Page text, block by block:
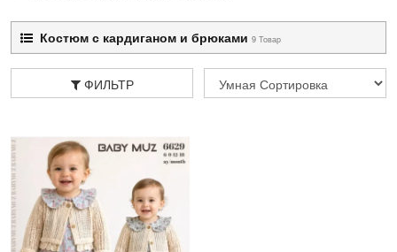
Костюм с кардиганом и брюками 9 Товар
ФИЛЬТР